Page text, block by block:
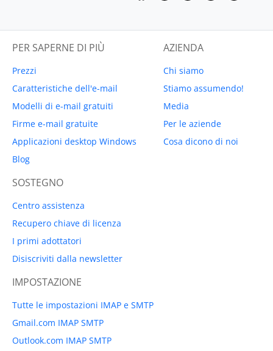
PER SAPERNE DI PIÙ
Prezzi
Caratteristiche dell'e-mail
Modelli di e-mail gratuiti
Firme e-mail gratuite
Applicazioni desktop Windows
Blog
AZIENDA
Chi siamo
Stiamo assumendo!
Media
Per le aziende
Cosa dicono di noi
SOSTEGNO
Centro assistenza
Recupero chiave di licenza
I primi adottatori
Disiscriviti dalla newsletter
IMPOSTAZIONE
Tutte le impostazioni IMAP e SMTP
Gmail.com IMAP SMTP
Outlook.com IMAP SMTP